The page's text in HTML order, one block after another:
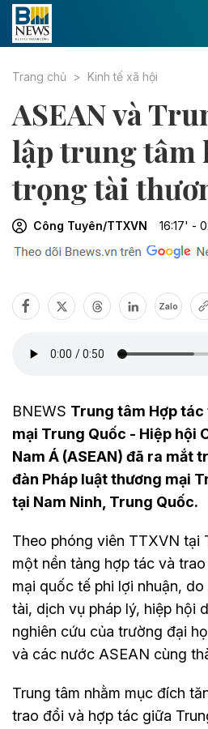
Trang chủ Kinh tế xã hội
ASEAN và
lập trung tâm
trọng tài
Công Tuyên/TTXVN 16:17' -
Zalo
BNEWS Trung tâm Hợp
mại Trung Quốc - Hiệp hội
Nam Á (ASEAN) đã ra mắt
đàn Pháp luật thương mại
tại Nam Ninh, Trung Quốc.
Theo phóng viên TTXVN tại
một nền tảng hợp tác và
mại quốc tế phi lợi nhuận,
tài, dịch vụ pháp lý, hiệp hội
nghiên cứu của trường đại
và các nước ASEAN cùng
Trung tâm nhằm mục đích
trao đổi và hợp tác giữa